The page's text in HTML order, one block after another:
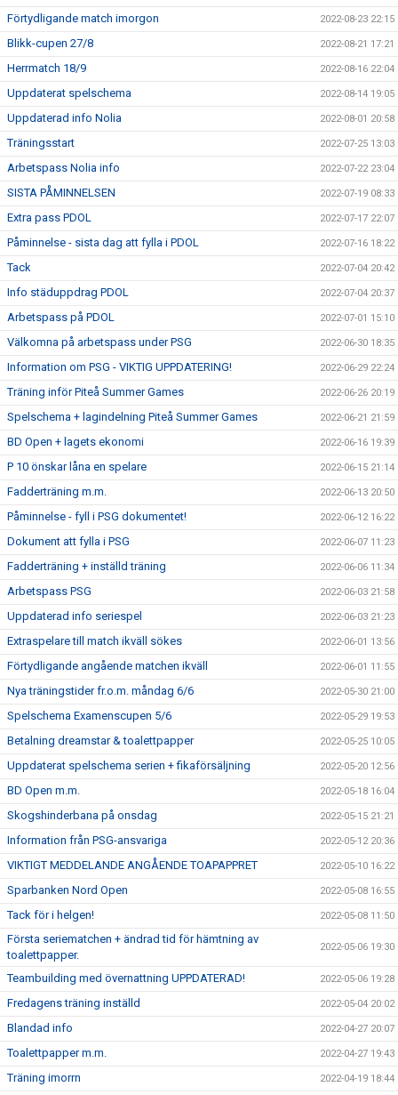
Förtydligande match imorgon 2022-08-23 22:15
Blikk-cupen 27/8 2022-08-21 17:21
Herrmatch 18/9 2022-08-16 22:04
Uppdaterat spelschema 2022-08-14 19:05
Uppdaterad info Nolia 2022-08-01 20:58
Träningsstart 2022-07-25 13:03
Arbetspass Nolia info 2022-07-22 23:04
SISTA PÅMINNELSEN 2022-07-19 08:33
Extra pass PDOL 2022-07-17 22:07
Påminnelse - sista dag att fylla i PDOL 2022-07-16 18:22
Tack 2022-07-04 20:42
Info städuppdrag PDOL 2022-07-04 20:37
Arbetspass på PDOL 2022-07-01 15:10
Välkomna på arbetspass under PSG 2022-06-30 18:35
Information om PSG - VIKTIG UPPDATERING! 2022-06-29 22:24
Träning inför Piteå Summer Games 2022-06-26 20:19
Spelschema + lagindelning Piteå Summer Games 2022-06-21 21:59
BD Open + lagets ekonomi 2022-06-16 19:39
P 10 önskar låna en spelare 2022-06-15 21:14
Fadderträning m.m. 2022-06-13 20:50
Påminnelse - fyll i PSG dokumentet! 2022-06-12 16:22
Dokument att fylla i PSG 2022-06-07 11:23
Fadderträning + inställd träning 2022-06-06 11:34
Arbetspass PSG 2022-06-03 21:58
Uppdaterad info seriespel 2022-06-03 21:23
Extraspelare till match ikväll sökes 2022-06-01 13:56
Förtydligande angående matchen ikväll 2022-06-01 11:55
Nya träningstider fr.o.m. måndag 6/6 2022-05-30 21:00
Spelschema Examenscupen 5/6 2022-05-29 19:53
Betalning dreamstar & toalettpapper 2022-05-25 10:05
Uppdaterat spelschema serien + fikaförsäljning 2022-05-20 12:56
BD Open m.m. 2022-05-18 16:04
Skogshinderbana på onsdag 2022-05-15 21:21
Information från PSG-ansvariga 2022-05-12 20:36
VIKTIGT MEDDELANDE ANGÅENDE TOAPAPPRET 2022-05-10 16:22
Sparbanken Nord Open 2022-05-08 16:55
Tack för i helgen! 2022-05-08 11:50
Första seriematchen + ändrad tid för hämtning av
toalettpapper.
2022-05-06 19:30
Teambuilding med övernattning UPPDATERAD! 2022-05-06 19:28
Fredagens träning inställd 2022-05-04 20:02
Blandad info 2022-04-27 20:07
Toalettpapper m.m. 2022-04-27 19:43
Träning imorrn 2022-04-19 18:44